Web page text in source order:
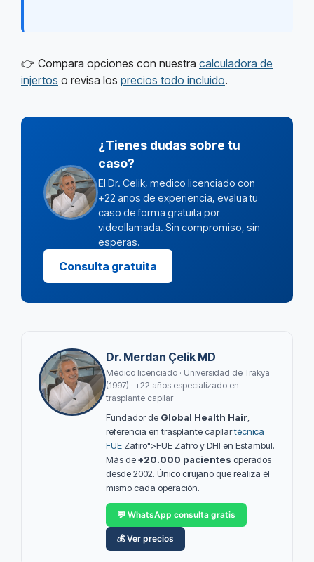
👉 Compara opciones con nuestra calculadora de
injertos o revisa los precios todo incluido.
¿Tienes dudas sobre tu
caso?
El Dr. Celik, medico licenciado con
+22 anos de experiencia, evalua tu
caso de forma gratuita por
videollamada. Sin compromiso, sin
esperas.
Consulta gratuita
Dr. Merdan Çelik MD
Médico licenciado · Universidad de Trakya
(1997) · +22 años especializado en
trasplante capilar
Fundador de Global Health Hair
referencia en trasplante capilartécnica
FUE Zafiro">FUE Zafiro y DHI en Estambul.
Más de+20.000 pacientes operados
desde 2002. Único cirujano que realiza él
mismo cada operación.
💬 WhatsApp consulta gratis
💰 Ver precios